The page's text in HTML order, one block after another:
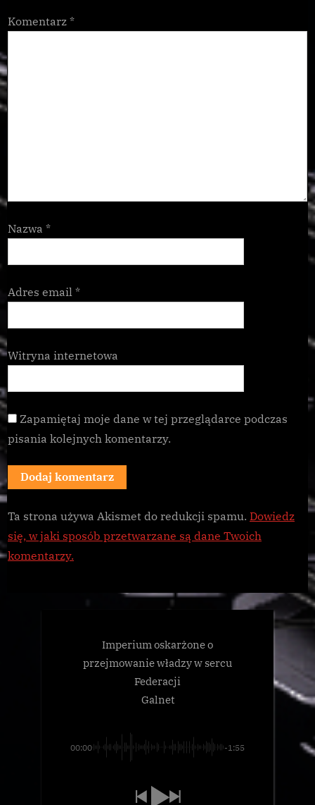
Komentarz *
Nazwa *
Adres email *
Witryna internetowa
Zapamiętaj moje dane w tej przeglądarce podczas
pisania kolejnych komentarzy.
Ta strona używa Akismet do redukcji spamu. Dowiedz
się, w jaki sposób przetwarzane są dane Twoich
komentarzy.
Imperium oskarżone o
przejmowanie władzy w sercu
Federacji
Galnet
00:00 -1:55